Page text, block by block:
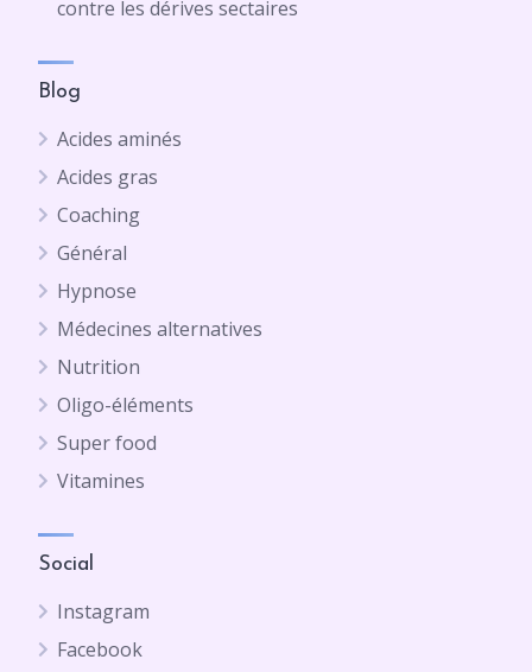
contre les dérives sectaires
Blog
Acides aminés
Acides gras
Coaching
Général
Hypnose
Médecines alternatives
Nutrition
Oligo-éléments
Super food
Vitamines
Social
Instagram
Facebook